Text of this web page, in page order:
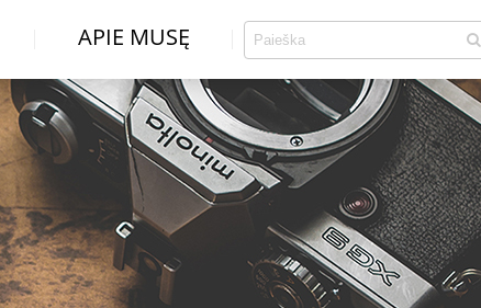
APIE MUSĘ